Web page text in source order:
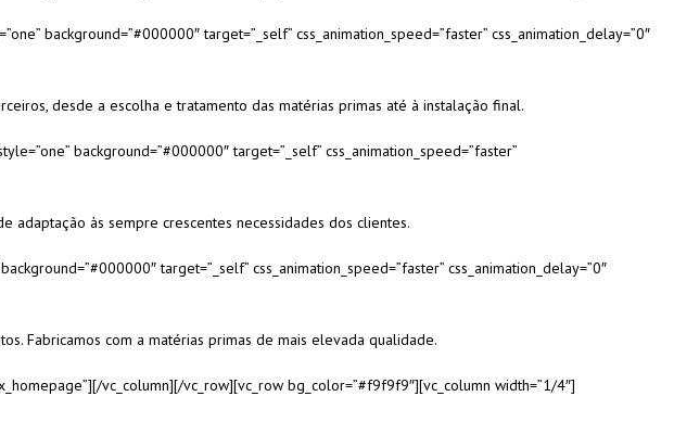
background=”#000000″ target=”_self” css_animation_speed=”faster” css_animation_delay=”0″
desde a escolha e tratamento das matérias primas até à instalação final.
background=”#000000″ target=”_self” css_animation_speed=”faster”
adaptação às sempre crescentes necessidades dos clientes.
target=”_self” css_animation_speed=”faster” css_animation_delay=”0″
Fabricamos com a matérias primas de mais elevada qualidade.
vc_column][/vc_row][vc_row bg_color=”#f9f9f9″][vc_column width=”1/4″]